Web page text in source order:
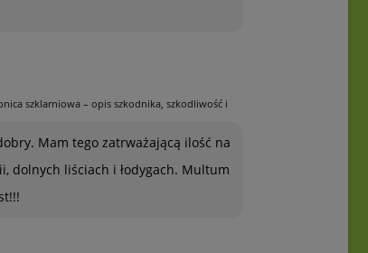
szklarniowa – opis szkodnika, szkodliwość i
Mam tego zatrważającą ilość na
dolnych liściach i łodygach. Multum